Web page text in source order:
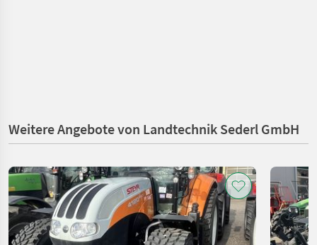
Weitere Angebote von Landtechnik Sederl GmbH